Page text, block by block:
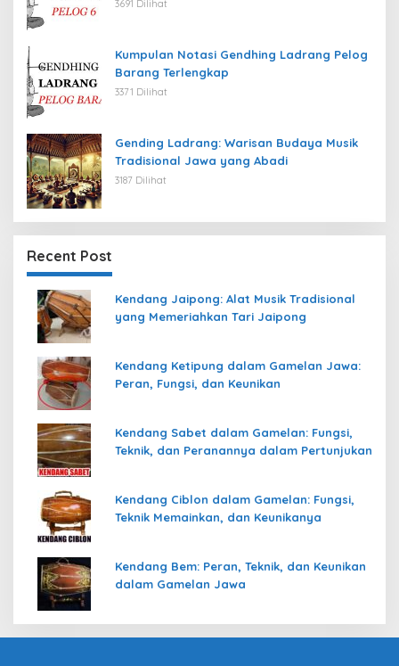
3691 Dilihat
Kumpulan Notasi Gendhing Ladrang Pelog
Barang Terlengkap
3371 Dilihat
Gending Ladrang: Warisan Budaya Musik
Tradisional Jawa yang Abadi
3187 Dilihat
Recent Post
Kendang Jaipong: Alat Musik Tradisional
yang Memeriahkan Tari Jaipong
Kendang Ketipung dalam Gamelan Jawa:
Peran, Fungsi, dan Keunikan
Kendang Sabet dalam Gamelan: Fungsi,
Teknik, dan Peranannya dalam Pertunjukan
Kendang Ciblon dalam Gamelan: Fungsi,
Teknik Memainkan, dan Keunikanya
Kendang Bem: Peran, Teknik, dan Keunikan
dalam Gamelan Jawa